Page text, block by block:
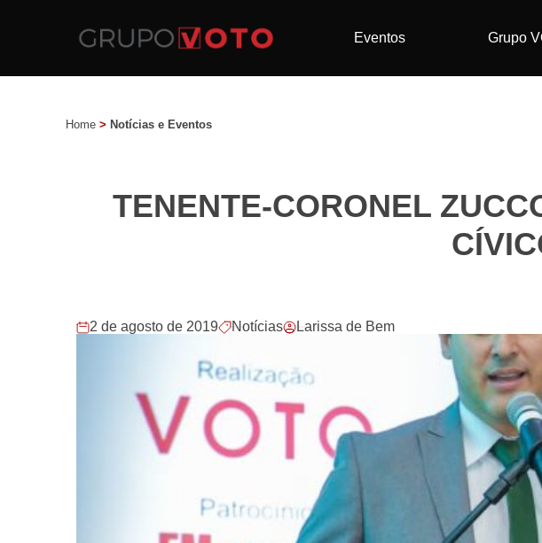
Eventos Grupo
Home > Notícias e Eventos
TENENTE-CORONEL
2 de agosto de 2019 Notícias Larissa de Bem